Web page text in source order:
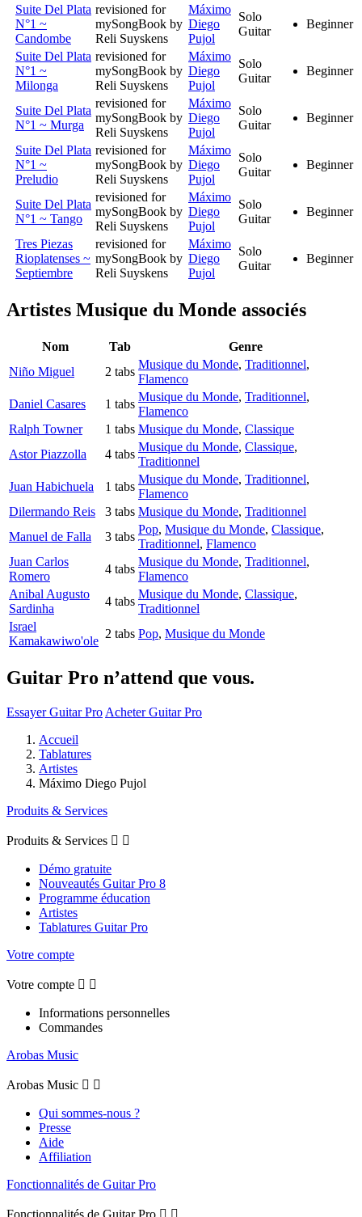
Suite Del Plata
N°1 ~
Candombe
revisioned for
mySongBook by
Reli Suyskens
Máximo
Diego
Pujol
Solo
Guitar
Beginner
Suite Del Plata
N°1 ~
Milonga
revisioned for
mySongBook by
Reli Suyskens
Máximo
Diego
Pujol
Solo
Guitar
Beginner
Suite Del Plata
N°1 ~ Murga
revisioned for
mySongBook by
Reli Suyskens
Máximo
Diego
Pujol
Solo
Guitar
Beginner
Suite Del Plata
N°1 ~
Preludio
revisioned for
mySongBook by
Reli Suyskens
Máximo
Diego
Pujol
Solo
Guitar
Beginner
Suite Del Plata
N°1 ~ Tango
revisioned for
mySongBook by
Reli Suyskens
Máximo
Diego
Pujol
Solo
Guitar
Beginner
Tres Piezas
Rioplatenses ~
Septiembre
revisioned for
mySongBook by
Reli Suyskens
Máximo
Diego
Pujol
Solo
Guitar
Beginner
Artistes Musique du Monde associés
Nom Tab
Genre
Niño Miguel
2 tabs
Musique du Monde, Traditionnel,
Flamenco
Daniel Casares
1 tabs
Musique du Monde, Traditionnel,
Flamenco
Ralph Towner
1 tabs Musique du Monde, Classique
Astor Piazzolla
4 tabs
Musique du Monde, Classique,
Traditionnel
Juan Habichuela
1 tabs
Musique du Monde, Traditionnel,
Flamenco
Dilermando Reis
3 tabs Musique du Monde, Traditionnel
Manuel de Falla
3 tabs
Pop, Musique du Monde, Classique,
Traditionnel, Flamenco
Juan Carlos
Romero
4 tabs
Musique du Monde, Traditionnel,
Flamenco
Anibal Augusto
Sardinha
4 tabs
Musique du Monde, Classique,
Traditionnel
Israel
Kamakawiwo'ole
2 tabs Pop, Musique du Monde
Guitar Pro n’attend que vous.
Essayer Guitar Pro Acheter Guitar Pro
Accueil
Tablatures
Artistes
Máximo Diego Pujol
Produits & Services
Produits & Services  
Démo gratuite
Nouveautés Guitar Pro 8
Programme éducation
Artistes
Tablatures Guitar Pro
Votre compte
Votre compte  
Informations personnelles
Commandes
Arobas Music
Arobas Music  
Qui sommes-nous ?
Presse
Aide
Affiliation
Fonctionnalités de Guitar Pro
Fonctionnalités de Guitar Pro  